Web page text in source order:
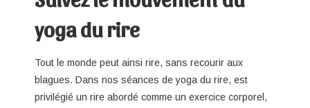
yoga du rire
Tout le monde peut ainsi rire, sans recourir aux
blagues. Dans nos séances de yoga du rire, est
privilégié un rire abordé comme un exercice corporel,